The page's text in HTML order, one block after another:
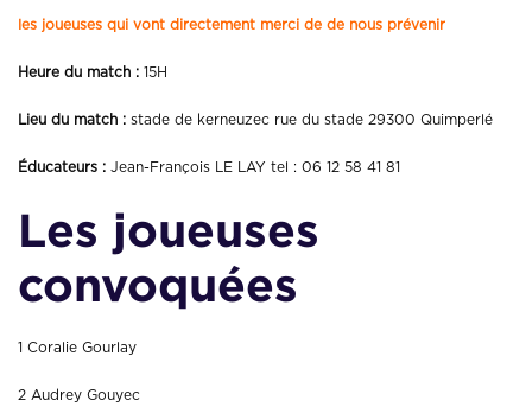
les joueuses qui vont directement merci de de nous prévenir
Heure du match : 15H
Lieu du match : stade de kerneuzec rue du stade 29300 Quimperlé
Éducateurs : Jean-François LE LAY tel : 06 12 58 41 81
Les joueuses
convoquées
1 Coralie Gourlay
2 Audrey Gouyec